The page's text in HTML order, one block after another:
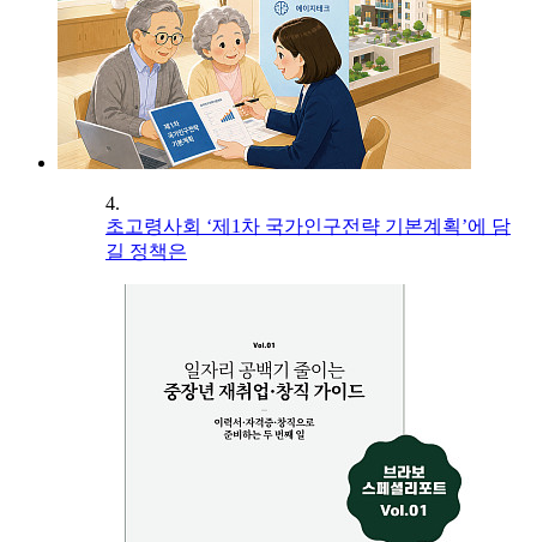
4.
초고령사회 ‘제1차 국가인구전략 기본계획’에 담
길 정책은